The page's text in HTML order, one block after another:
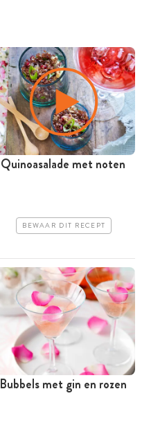
Quinoasalade met noten
BEWAAR DIT RECEPT
Bubbels met gin en rozen